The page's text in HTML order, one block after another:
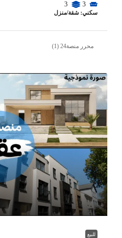
3
3
سكني: شقة/منزل
محرر منصة24 (1)
للبيع